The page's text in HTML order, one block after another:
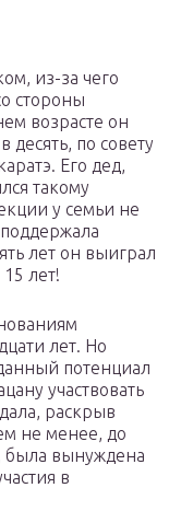
из-за чего
стороны
возрасте он
десять, по совету
Его дед,
такому
у семьи не
лет он выиграл
лет!
лет. Но
потенциал
участвовать
раскрыв
не менее, до
была вынуждена
в